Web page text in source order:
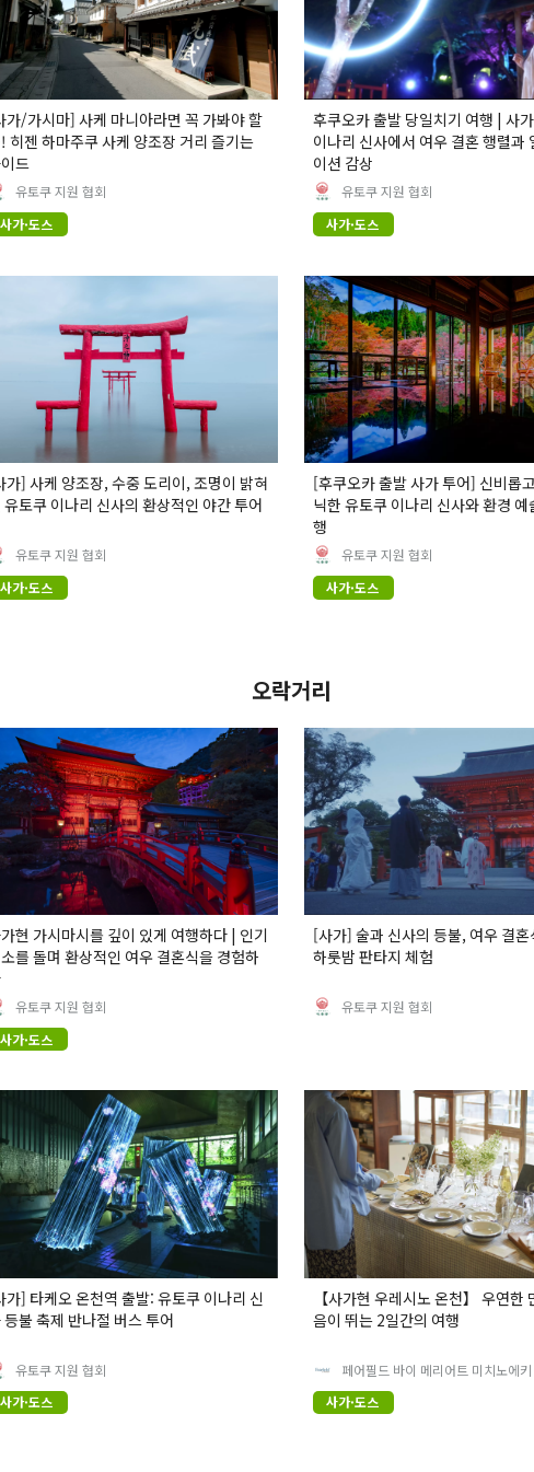
가/가시마] 사케 마니아라면 꼭 가봐야 할
히젠 하마주쿠 사케 양조장 거리 즐기는
드
유토쿠 지원 협회
사가·도스
후쿠오카 출발 당일치기 여행 | 사
이나리 신사에서 여우 결혼 행렬과
이션 감상
유토쿠 지원 협회
사가·도스
가] 사케 양조장, 수중 도리이, 조명이 밝혀
유토쿠 이나리 신사의 환상적인 야간 투어
유토쿠 지원 협회
사가·도스
[후쿠오카 출발 사가 투어] 신비롭
닉한 유토쿠 이나리 신사와 환경 예
행
유토쿠 지원 협회
사가·도스
오락거리
현 가시마시를 깊이 있게 여행하다 | 인기
를 돌며 환상적인 여우 결혼식을 경험하
유토쿠 지원 협회
사가·도스
[사가] 술과 신사의 등불, 여우 결혼
하룻밤 판타지 체험
유토쿠 지원 협회
가] 타케오 온천역 출발: 유토쿠 이나리 신
등불 축제 반나절 버스 투어
유토쿠 지원 협회
사가·도스
【사가현 우레시노 온천】 우연한
음이 뛰는 2일간의 여행
페어필드 바이 메리어트 미치노에
사가·도스